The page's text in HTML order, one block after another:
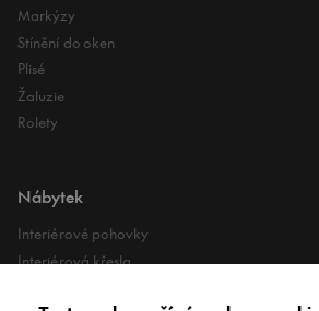
Markýzy
Stínění do oken
Plisé
Žaluzie
Rolety
Nábytek
Interiérové pohovky
Interiérová křesla